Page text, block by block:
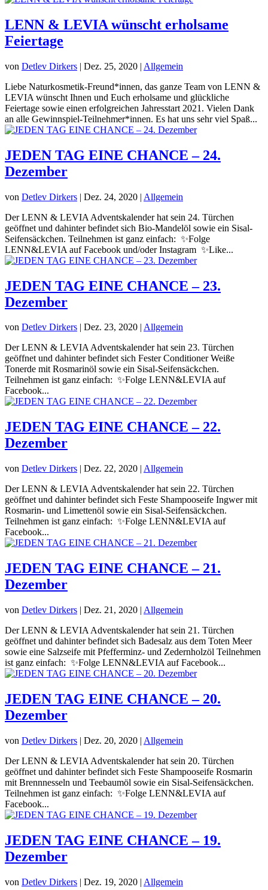
LENN & LEVIA wünscht erholsame
Feiertage
von Detlev Dirkers | Dez. 25, 2020 | Allgemein
Liebe Naturkosmetik-Freund*innen, das ganze Team von LENN &
LEVIA wünscht Ihnen und Euch erholsame und glückliche
Feiertage sowie einen erfolgreichen Jahresstart 2021. Vielen Dank
an alle Gewinnspiel-Teilnehmer*innen. Es hat uns sehr viel Spaß...
JEDEN TAG EINE CHANCE – 24.
Dezember
von Detlev Dirkers | Dez. 24, 2020 | Allgemein
Der LENN & LEVIA Adventskalender hat sein 24. Türchen
geöffnet und dahinter befindet sich Bio-Mandelöl sowie ein Sisal-
Seifensäckchen. Teilnehmen ist ganz einfach: ✨Folge
LENN&LEVIA auf Facebook und/oder Instagram ✨Like...
JEDEN TAG EINE CHANCE – 23.
Dezember
von Detlev Dirkers | Dez. 23, 2020 | Allgemein
Der LENN & LEVIA Adventskalender hat sein 23. Türchen
geöffnet und dahinter befindet sich Fester Conditioner Weiße
Tonerde mit Rosmarinöl sowie ein Sisal-Seifensäckchen.
Teilnehmen ist ganz einfach: ✨Folge LENN&LEVIA auf
Facebook...
JEDEN TAG EINE CHANCE – 22.
Dezember
von Detlev Dirkers | Dez. 22, 2020 | Allgemein
Der LENN & LEVIA Adventskalender hat sein 22. Türchen
geöffnet und dahinter befindet sich Feste Shampooseife Ingwer mit
Rosmarin- und Limettenöl sowie ein Sisal-Seifensäckchen.
Teilnehmen ist ganz einfach: ✨Folge LENN&LEVIA auf
Facebook...
JEDEN TAG EINE CHANCE – 21.
Dezember
von Detlev Dirkers | Dez. 21, 2020 | Allgemein
Der LENN & LEVIA Adventskalender hat sein 21. Türchen
geöffnet und dahinter befindet sich Badesalz aus dem Toten Meer
sowie eine Salzseife mit Pfefferminz- und Zedernholzöl Teilnehmen
ist ganz einfach: ✨Folge LENN&LEVIA auf Facebook...
JEDEN TAG EINE CHANCE – 20.
Dezember
von Detlev Dirkers | Dez. 20, 2020 | Allgemein
Der LENN & LEVIA Adventskalender hat sein 20. Türchen
geöffnet und dahinter befindet sich Feste Shampooseife Rosmarin
mit Brennnesseln und Teebaumöl sowie ein Sisal-Seifensäckchen.
Teilnehmen ist ganz einfach: ✨Folge LENN&LEVIA auf
Facebook...
JEDEN TAG EINE CHANCE – 19.
Dezember
von Detlev Dirkers | Dez. 19, 2020 | Allgemein